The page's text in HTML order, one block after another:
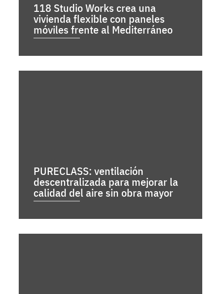
118 Studio Works crea una
vivienda flexible con paneles
móviles frente al Mediterráneo
PURECLASS: ventilación
descentralizada para mejorar la
calidad del aire sin obra mayor